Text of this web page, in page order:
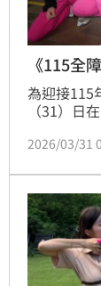
《115全
為迎接115
（31）日
射箭選手
互動與實
力，也展
會暖身揭開
2026/03/31